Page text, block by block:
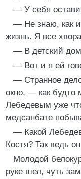
— У себя
— Не знаю, как
жизнь. Я все
— В детский
— Вот и я ей
— Странное
окно, — как будто
Лебедевым уже
медсанбате
— Какой
Костя? Так ведь
Молодой
руке шел, чуть